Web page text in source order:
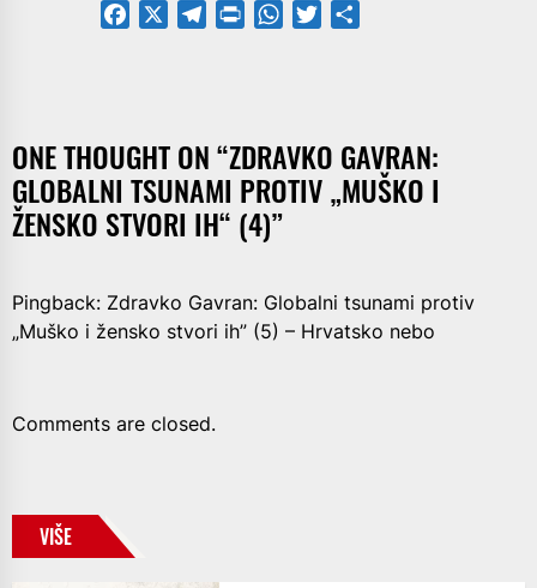
Facebook TelegramPrintFriendly
WhatsApp
Twitter
ONE THOUGHT ON “ZDRAVKO GAVRAN:
GLOBALNI TSUNAMI PROTIV „MUŠKO I
ŽENSKO STVORI IH“ (4)”
Pingback: Zdravko Gavran: Globalni tsunami protiv
„Muško i žensko stvori ih” (5) – Hrvatsko nebo
Comments are closed.
VIŠE